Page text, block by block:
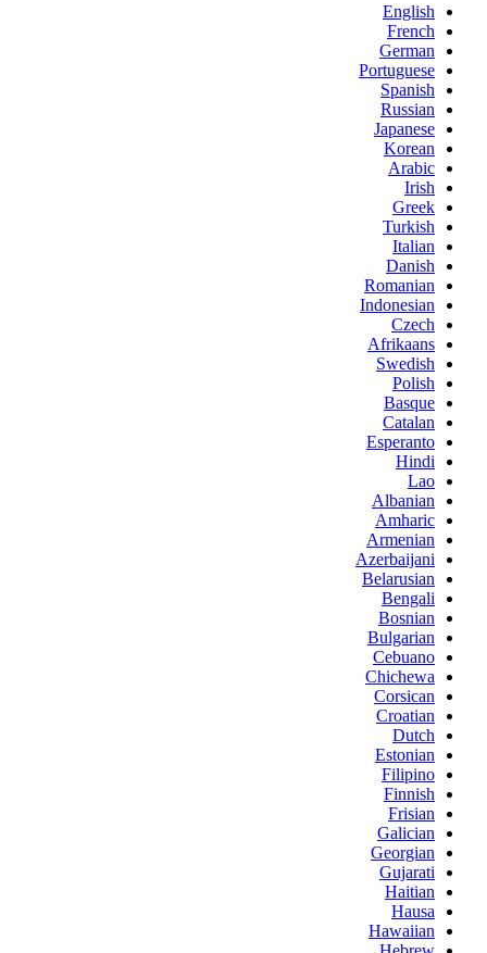
English
French
German
Portuguese
Spanish
Russian
Japanese
Korean
Arabic
Irish
Greek
Turkish
Italian
Danish
Romanian
Indonesian
Czech
Afrikaans
Swedish
Polish
Basque
Catalan
Esperanto
Hindi
Lao
Albanian
Amharic
Armenian
Azerbaijani
Belarusian
Bengali
Bosnian
Bulgarian
Cebuano
Chichewa
Corsican
Croatian
Dutch
Estonian
Filipino
Finnish
Frisian
Galician
Georgian
Gujarati
Haitian
Hausa
Hawaiian